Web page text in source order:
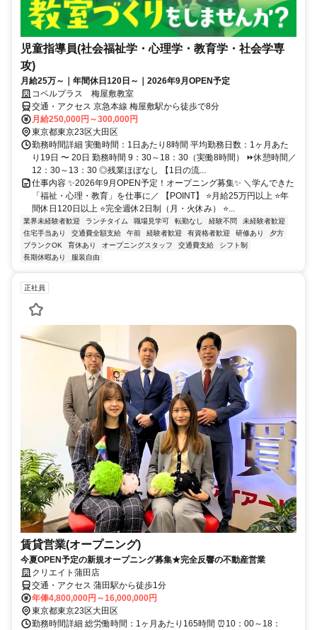
児童指導員(社会福祉学・心理学・教育学・社会学専
攻)
月給25万～｜年間休日120日～｜2026年9月OPEN予定
コペルプラス 梅屋敷教室
交通・アクセス 京急本線 梅屋敷駅から徒歩で8分
月給250,000円～300,000円
東京都東京23区大田区
勤務時間詳細 実働時間：1日あたり8時間 平均勤務日数：1ヶ月あた
り19日 〜 20日 勤務時間 9：30～18：30（実働8時間） ⏩休憩時間／
12：30～13：30 ◎残業ほぼなし 【1日の流...
仕事内容 ✨2026年9月OPEN予定！オープニング募集✨ ＼学んできた
「福祉・心理・教育」を仕事に／ 【POINT】 ⭐月給25万円以上 ⭐年
間休日120日以上 ⭐完全週休2日制（月・火休み） ⭐...
業界未経験者歓迎 ランチタイム 職場見学可 転勤なし 経験不問
未経験者歓迎
住宅手当あり
交通費全額支給 午前 経験者歓迎 有資格者歓迎 研修あり
夕方
ブランクOK
育休あり オープニングスタッフ 交通費支給
シフト制
長期休暇あり
服装自由
正社員
賃貸営業(オープニング)
今夏OPEN予定の新規オープニング募集★完全反響の不動産営業
クリエイト蒲田店
交通・アクセス 蒲田駅から徒歩1分
年俸4,800,000円～16,000,000円
東京都東京23区大田区
勤務時間詳細 総労働時間：1ヶ月あたり165時間 ⏰10：00～18：